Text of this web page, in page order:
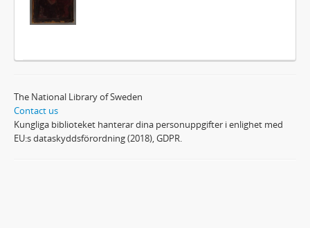
The National Library of Sweden
Contact us
Kungliga biblioteket hanterar dina personuppgifter i enlighet med
EU:s dataskyddsförordning (2018), GDPR.